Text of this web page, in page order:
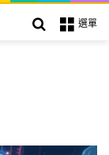
選單
搜索